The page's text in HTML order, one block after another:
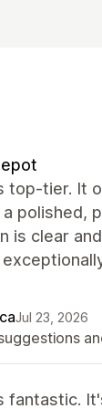
top-tier. It
polished,
is clear
Jul 23, 2026
fantastic.